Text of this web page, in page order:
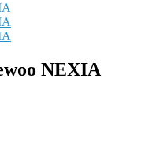
NEXIA